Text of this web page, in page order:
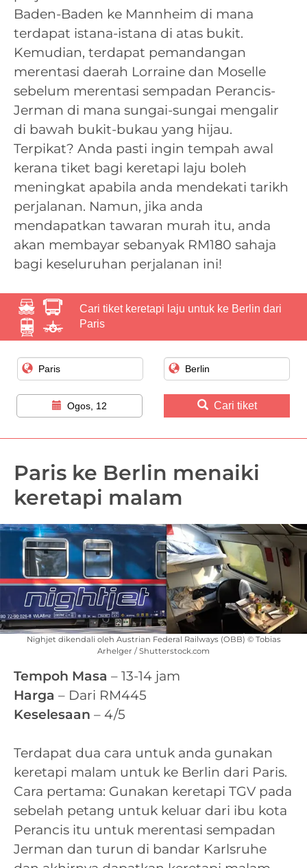
Baden-Baden ke Mannheim di mana
terdapat istana-istana di atas bukit.
Kemudian, terdapat pemandangan
merentasi daerah Lorraine dan Moselle
sebelum merentasi sempadan Perancis-
Jerman di mana sungai-sungai mengalir
di bawah bukit-bukau yang hijau.
Terpikat? Anda pasti ingin tempah awal
kerana tiket bagi keretapi laju boleh
meningkat apabila anda mendekati tarikh
perjalanan. Namun, jika anda
mendapatkan tawaran murah itu, anda
akan membayar sebanyak RM180 sahaja
bagi keseluruhan perjalanan ini!
Cari tiket keretapi laju untuk ke Berlin dari
Paris
Ogos, 12 Cari tiket
Paris ke Berlin menaiki
keretapi malam
Nighjet dikendali oleh Austrian Federal Railways (OBB) © Tobias
Arhelger / Shutterstock.com
Tempoh Masa – 13-14 jam
Harga – Dari RM445
Keselesaan – 4/5
Terdapat dua cara untuk anda gunakan
keretapi malam untuk ke Berlin dari Paris.
Cara pertama: Gunakan keretapi TGV pada
sebelah petang untuk keluar dari ibu kota
Perancis itu untuk merentasi sempadan
Jerman dan turun di bandar Karlsruhe